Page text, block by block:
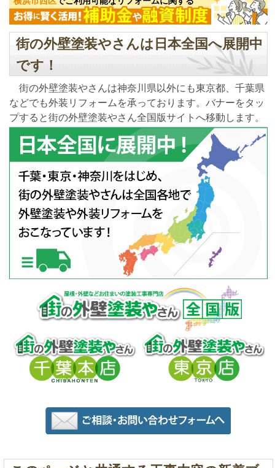
街の外壁塗装やさんは日本全国へ展開中
です！
街の外壁塗装やさんは神奈川県以外にも東京都、千葉県
などでも外装リフォームを承っております。バナーをタッ
プすると街の外壁塗装やさん全国版サイトへ移動します。